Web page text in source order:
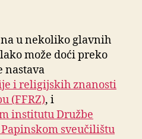
u nekoliko glavnih
može doći preko
nastava
i religijskih znanosti
(FFRZ), i
institutu Družbe
sveučilištu